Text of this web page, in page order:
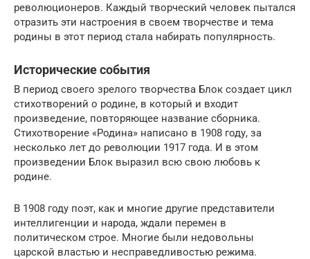
революционеров. Каждый творческий человек пытался
отразить эти настроения в своем творчестве и тема
родины в этот период стала набирать популярность.
Исторические события
В период своего зрелого творчества Блок создает цикл
стихотворений о родине, в который и входит
произведение, повторяющее название сборника.
Стихотворение «Родина» написано в 1908 году, за
несколько лет до революции 1917 года. И в этом
произведении Блок выразил всю свою любовь к
родине.
В 1908 году поэт, как и многие другие представители
интеллигенции и народа, ждали перемен в
политическом строе. Многие были недовольны
царской властью и несправедливостью режима.